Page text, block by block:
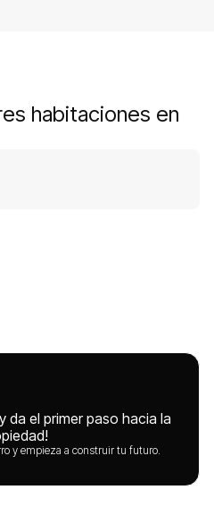
habitaciones en
da el primer paso hacia la
y empieza a construir tu futuro.